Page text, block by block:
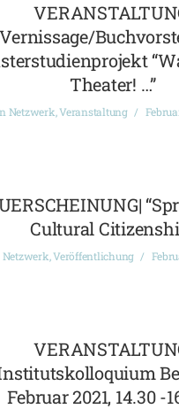
Vernissage/
Theater! …”
Netzwerk,Veranstaltung
Cultural
Netzwerk,Veröffentlichung
Februar 2021, 14.30 -